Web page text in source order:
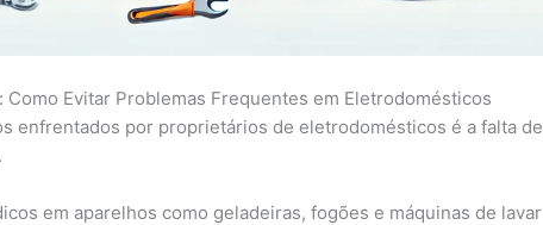
Como Evitar Problemas Frequentes em Eletrodomésticos
enfrentados por proprietários de eletrodomésticos é a falta de
em aparelhos como geladeiras, fogões e máquinas de lavar